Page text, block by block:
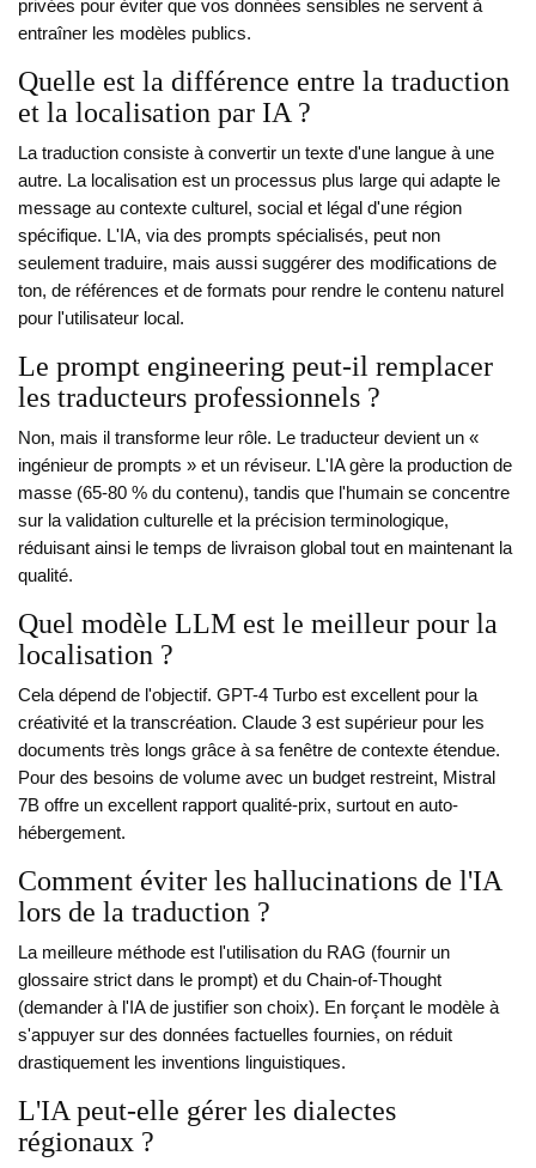
privées pour éviter que vos données sensibles ne servent à
entraîner les modèles publics.
Quelle est la différence entre la traduction
et la localisation par IA ?
La traduction consiste à convertir un texte d'une langue à une
autre. La localisation est un processus plus large qui adapte le
message au contexte culturel, social et légal d'une région
spécifique. L'IA, via des prompts spécialisés, peut non
seulement traduire, mais aussi suggérer des modifications de
ton, de références et de formats pour rendre le contenu naturel
pour l'utilisateur local.
Le prompt engineering peut-il remplacer
les traducteurs professionnels ?
Non, mais il transforme leur rôle. Le traducteur devient un «
ingénieur de prompts » et un réviseur. L'IA gère la production de
masse (65-80 % du contenu), tandis que l'humain se concentre
sur la validation culturelle et la précision terminologique,
réduisant ainsi le temps de livraison global tout en maintenant la
qualité.
Quel modèle LLM est le meilleur pour la
localisation ?
Cela dépend de l'objectif. GPT-4 Turbo est excellent pour la
créativité et la transcréation. Claude 3 est supérieur pour les
documents très longs grâce à sa fenêtre de contexte étendue.
Pour des besoins de volume avec un budget restreint, Mistral
7B offre un excellent rapport qualité-prix, surtout en auto-
hébergement.
Comment éviter les hallucinations de l'IA
lors de la traduction ?
La meilleure méthode est l'utilisation du RAG (fournir un
glossaire strict dans le prompt) et du Chain-of-Thought
(demander à l'IA de justifier son choix). En forçant le modèle à
s'appuyer sur des données factuelles fournies, on réduit
drastiquement les inventions linguistiques.
L'IA peut-elle gérer les dialectes
régionaux ?